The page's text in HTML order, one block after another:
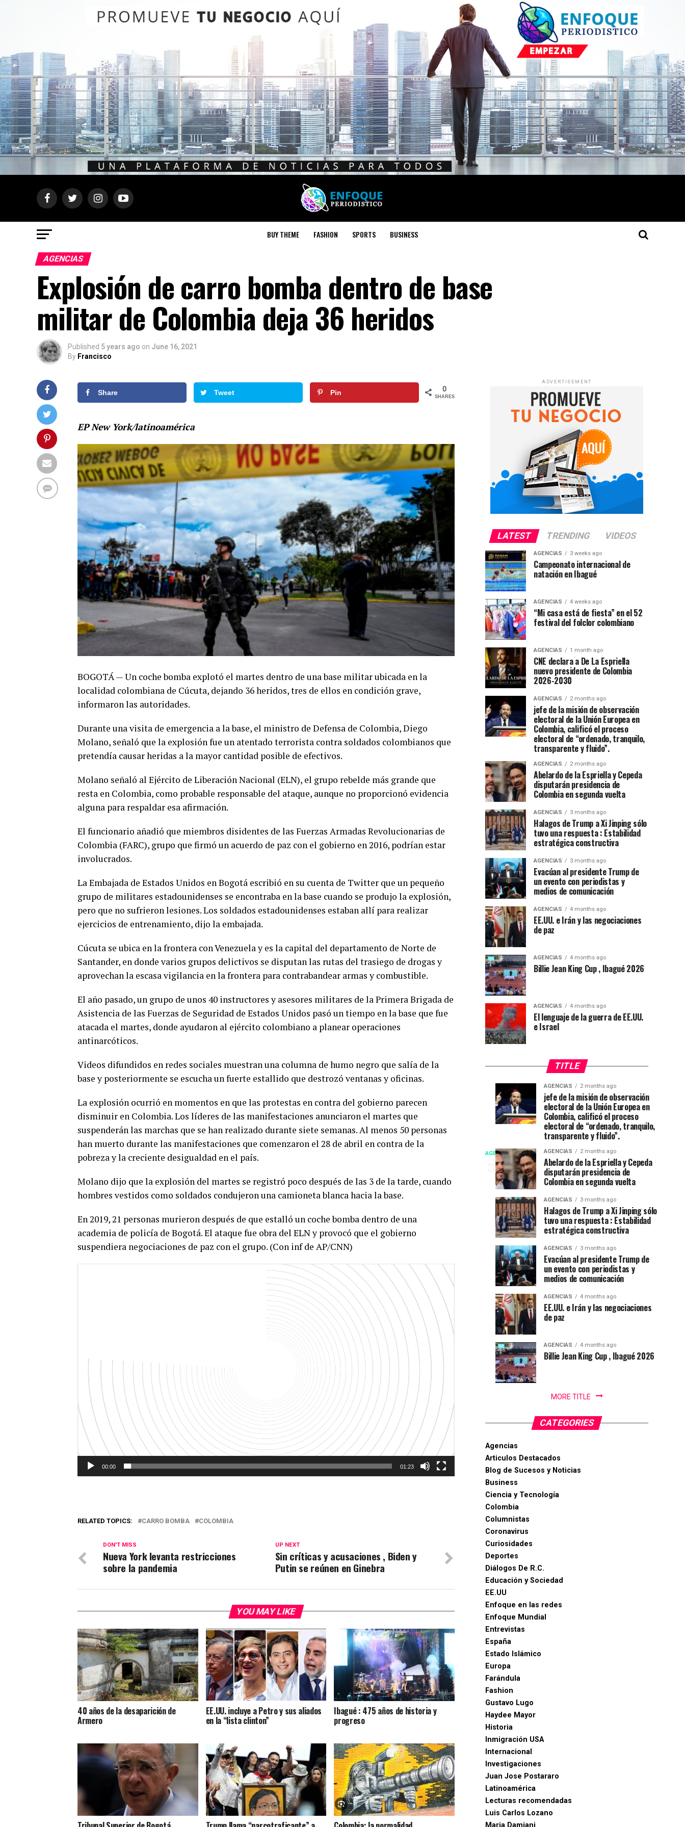
BUY THEME FASHION SPORTS BUSINESS
AGENCIAS
Explosión de carro bomba dentro de base
militar de Colombia deja 36 heridos
Published 5 years ago on June 16, 2021
By Francisco
Share Tweet Pin 0
SHARES
EP New York/latinoamérica
BOGOTÁ — Un coche bomba explotó el martes dentro de una base militar ubicada en la
localidad colombiana de Cúcuta, dejando 36 heridos, tres de ellos en condición grave,
informaron las autoridades.
Durante una visita de emergencia a la base, el ministro de Defensa de Colombia, Diego
Molano, señaló que la explosión fue un atentado terrorista contra soldados colombianos que
pretendía causar heridas a la mayor cantidad posible de efectivos.
Molano señaló al Ejército de Liberación Nacional (ELN), el grupo rebelde más grande que
resta en Colombia, como probable responsable del ataque, aunque no proporcionó evidencia
alguna para respaldar esa afirmación.
El funcionario añadió que miembros disidentes de las Fuerzas Armadas Revolucionarias de
Colombia (FARC), grupo que firmó un acuerdo de paz con el gobierno en 2016, podrían estar
involucrados.
La Embajada de Estados Unidos en Bogotá escribió en su cuenta de Twitter que un pequeño
grupo de militares estadounidenses se encontraba en la base cuando se produjo la explosión,
pero que no sufrieron lesiones. Los soldados estadounidenses estaban allí para realizar
ejercicios de entrenamiento, dijo la embajada.
Cúcuta se ubica en la frontera con Venezuela y es la capital del departamento de Norte de
Santander, en donde varios grupos delictivos se disputan las rutas del trasiego de drogas y
aprovechan la escasa vigilancia en la frontera para contrabandear armas y combustible.
El año pasado, un grupo de unos 40 instructores y asesores militares de la Primera Brigada de
Asistencia de las Fuerzas de Seguridad de Estados Unidos pasó un tiempo en la base que fue
atacada el martes, donde ayudaron al ejército colombiano a planear operaciones
antinarcóticos.
Videos difundidos en redes sociales muestran una columna de humo negro que salía de la
base y posteriormente se escucha un fuerte estallido que destrozó ventanas y oficinas.
La explosión ocurrió en momentos en que las protestas en contra del gobierno parecen
disminuir en Colombia. Los líderes de las manifestaciones anunciaron el martes que
suspenderán las marchas que se han realizado durante siete semanas. Al menos 50 personas
han muerto durante las manifestaciones que comenzaron el 28 de abril en contra de la
pobreza y la creciente desigualdad en el país.
Molano dijo que la explosión del martes se registró poco después de las 3 de la tarde, cuando
hombres vestidos como soldados condujeron una camioneta blanca hacia la base.
En 2019, 21 personas murieron después de que estalló un coche bomba dentro de una
academia de policía de Bogotá. El ataque fue obra del ELN y provocó que el gobierno
suspendiera negociaciones de paz con el grupo. (Con inf de AP/CNN)
00:00 01:23
RELATED TOPICS: CARRO BOMBA COLOMBIA
UP NEXT
Sin críticas y acusaciones , Biden y
Putin se reúnen en Ginebra
DON'T MISS
Nueva York levanta restricciones
sobre la pandemia
YOU MAY LIKE
40 años de la desaparición de
Armero
EE.UU. incluye a Petro y sus aliados
en la “lista clinton”
Ibagué : 475 años de historia y
progreso
ADVERTISEMENT
LATEST TRENDING VIDEOS
AGENCIAS 3 weeks ago
Campeonato internacional de
natación en Ibagué
AGENCIAS 4 weeks ago
“Mi casa está de fiesta” en el 52
festival del folclor colombiano
AGENCIAS 1 month ago
CNE declara a De La Espriella
nuevo presidente de Colombia
2026-2030
AGENCIAS 2 months ago
jefe de la misión de observación
electoral de la Unión Europea en
Colombia, calificó el proceso
electoral de “ordenado, tranquilo,
transparente y fluido”.
AGENCIAS 2 months ago
Abelardo de la Espriella y Cepeda
disputarán presidencia de
Colombia en segunda vuelta
AGENCIAS 3 months ago
Halagos de Trump a Xi Jinping sólo
tuvo una respuesta : Estabilidad
estratégica constructiva
AGENCIAS 3 months ago
Evacúan al presidente Trump de
un evento con periodistas y
medios de comunicación
AGENCIAS 4 months ago
EE.UU. e Irán y las negociaciones
de paz
AGENCIAS 4 months ago
Billie Jean King Cup , Ibagué 2026
AGENCIAS 4 months ago
El lenguaje de la guerra de EE.UU.
e Israel
TITLE
AGENCIAS
3
weeks
ago
Campeonato
internacional
de
natación
en
Ibagué
NEW
YORK
DEPORTES|
Por
Gustavo
Lugo
Ibagué
Ibagué
celebró
Campeonato
Natación
PanAm...
AGENCIAS
4
weeks
ago
“Mi
casa
está
fiesta”
en
52
festival
del
folclor
colombiano
AGENCIAS
1
month
ago
CNE
declara
Espriella
nuevo
presidente
Colombia
2026-
2030
AGENCIAS 2 months ago
jefe de la misión de observación
electoral de la Unión Europea en
Colombia, calificó el proceso
electoral de “ordenado, tranquilo,
transparente y fluido”.
AGENCIAS 2 months ago
Abelardo de la Espriella y Cepeda
disputarán presidencia de
Colombia en segunda vuelta
AGENCIAS 3 months ago
Halagos de Trump a Xi Jinping sólo
tuvo una respuesta : Estabilidad
estratégica constructiva
AGENCIAS 3 months ago
Evacúan al presidente Trump de
un evento con periodistas y
medios de comunicación
AGENCIAS 4 months ago
EE.UU. e Irán y las negociaciones
de paz
AGENCIAS 4 months ago
Billie Jean King Cup , Ibagué 2026
MORE TITLE
CATEGORIES
Agencias
Articulos Destacados
Blog de Sucesos y Noticias
Business
Ciencia y Tecnología
Colombia
Columnistas
Coronavirus
Curiosidades
Deportes
Diálogos De R.C.
Educación y Sociedad
EE.UU
Enfoque en las redes
Enfoque Mundial
Entrevistas
España
Estado Islámico
Europa
Farándula
Fashion
Gustavo Lugo
Haydee Mayor
Historia
Inmigración USA
Internacional
Investigaciones
Juan Jose Postararo
Latinoamérica
Lecturas recomendadas
Luis Carlos Lozano
Maria Damiani